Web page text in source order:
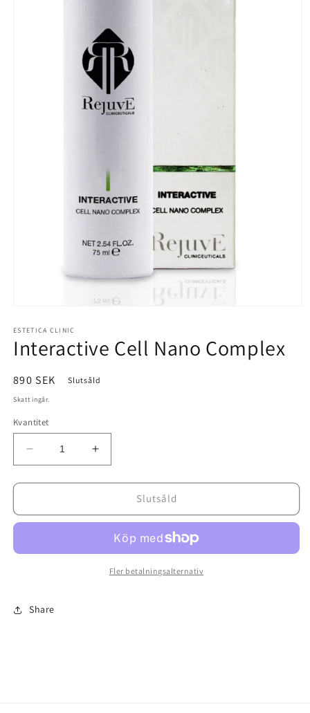
1
i
modalfönster
ESTETICA CLINIC
Interactive Cell Nano Complex
Ordinarie
pris
890 SEK Slutsåld
Skatt ingår.
Kvantitet
Minska
kvantitet
för
Cell
Öka
kvantitet
för
Interactive
Cell
Complex
Slutsåld
Fler betalningsalternativ
Share